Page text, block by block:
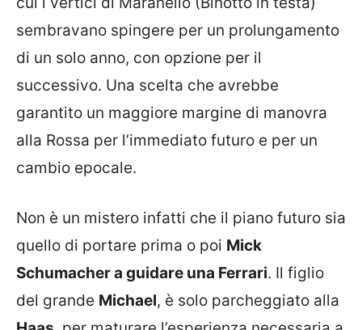
sembravano spingere per un prolungamento
di un solo anno, con opzione per il
successivo. Una scelta che avrebbe
garantito un maggiore margine di manovra
alla Rossa per l’immediato futuro e per un
cambio epocale.
Non è un mistero infatti che il piano futuro sia
quello di portare prima o poi Mick
Schumacher a guidare una Ferrari. Il figlio
del grande Michael, è solo parcheggiato alla